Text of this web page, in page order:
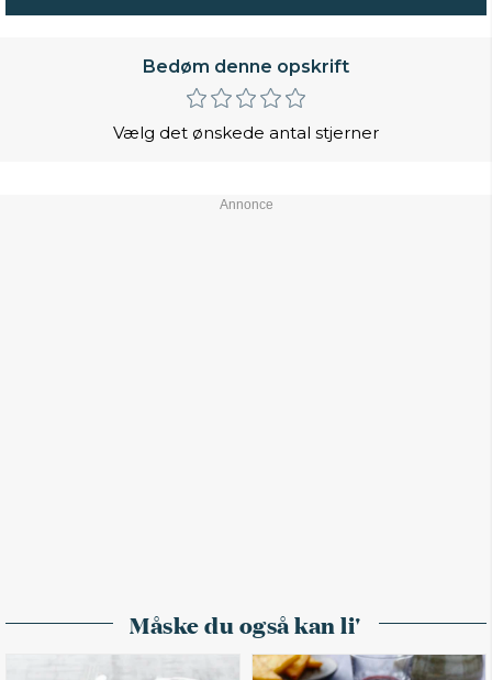
Bedøm denne opskrift
Vælg det ønskede antal stjerner
Måske du også kan li'